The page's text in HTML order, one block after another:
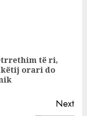
të ri,
orari do
Next